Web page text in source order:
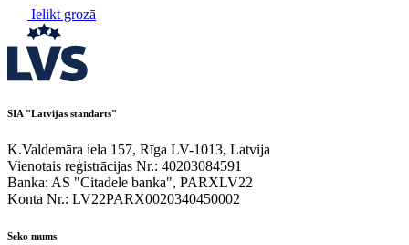
Ielikt grozā
SIA "Latvijas standarts"
K.Valdemāra iela 157, Rīga LV-1013, Latvija
Vienotais reģistrācijas Nr.: 40203084591
Banka: AS "Citadele banka", PARXLV22
Konta Nr.: LV22PARX0020340450002
Seko mums